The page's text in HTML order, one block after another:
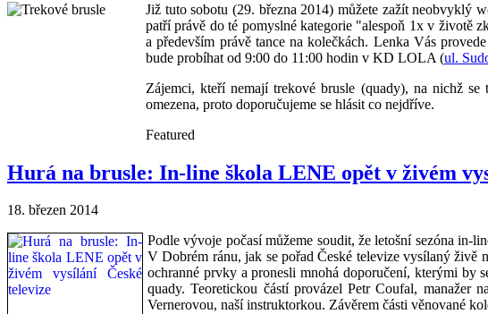
Již tuto sobotu (29. března 2014) můžete zažít neobvyklý
patří právě do té pomyslné kategorie "alespoň 1x v životě
a především právě tance na kolečkách. Lenka Vás
bude probíhat od 9:00 do 11:00 hodin v KD LOLA (ul.
Zájemci, kteří nemají trekové brusle (quady), na nichž
omezena, proto doporučujeme se hlásit co nejdříve.
Featured
Hurá na brusle: In-line škola LENE opět v živém
18. březen 2014
Podle vývoje počasí můžeme soudit, že letošní sezóna in-
V Dobrém ránu, jak se pořad České televize vysílaný
ochranné prvky a pronesli mnohá doporučení, kterými by
quady. Teoretickou částí provázel Petr Coufal, manažer
Vernerovou, naší instruktorkou. Závěrem části věnované